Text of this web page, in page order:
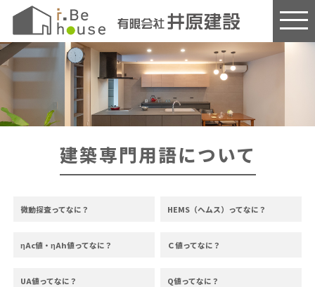
このページの本文へ
建築専門用語について
微動探査ってなに？ HEMS（ヘムス）ってなに？
ηAc値・ηAh値ってなに？ Ｃ値ってなに？
UA値ってなに？ Q値ってなに？